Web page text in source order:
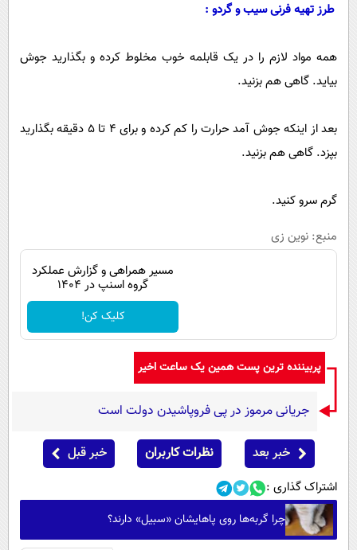
طرز تهیه فرنی سیب و گردو :
همه مواد لازم را در یک قابلمه خوب مخلوط کرده و بگذارید جوش
بیاید. گاهی هم بزنید.
بعد از اینکه جوش آمد حرارت را کم کرده و برای ۴ تا ۵ دقیقه بگذارید
بپزد. گاهی هم بزنید.
گرم سرو کنید.
منبع: نوین زی
مسیر همراهی و گزارش عملکرد
گروه اسنپ در ۱۴۰۴
کلیک کن!
پربیننده ترین پست همین یک ساعت اخیر
جریانی مرموز در پی فروپاشیدن دولت است
خبر بعد نظرات کاربران خبر قبل
اشتراک گذاری :
چرا گربه‌ها روی پاهایشان «سبیل» دارند؟